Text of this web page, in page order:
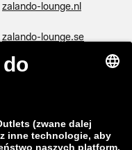
zalando-lounge.nl
zalando-lounge.se
zalando-lounge.dk
zalando-lounge.cz